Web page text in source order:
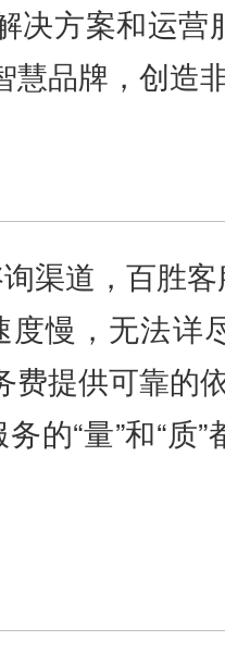
决方案和运
慧品牌，创造
渠道，百胜
慢，无法详
费提供可靠的
的“量”和“质